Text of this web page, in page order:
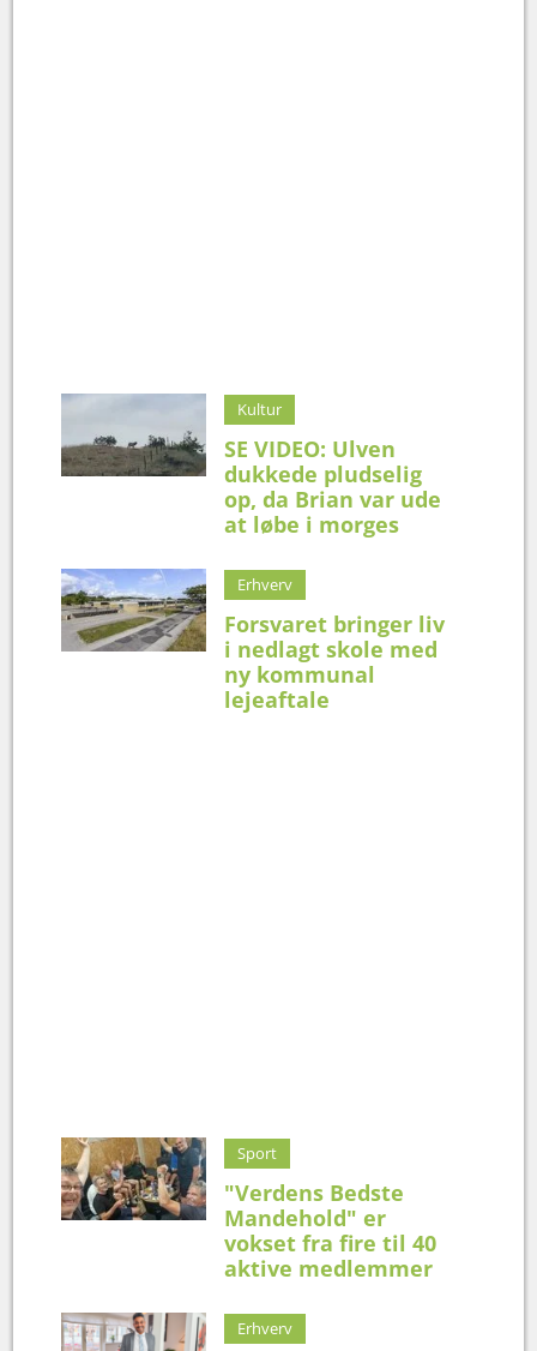
Kultur
SE VIDEO: Ulven
dukkede pludselig
op, da Brian var ude
at løbe i morges
Erhverv
Forsvaret bringer liv
i nedlagt skole med
ny kommunal
lejeaftale
Sport
"Verdens Bedste
Mandehold" er
vokset fra fire til 40
aktive medlemmer
Erhverv